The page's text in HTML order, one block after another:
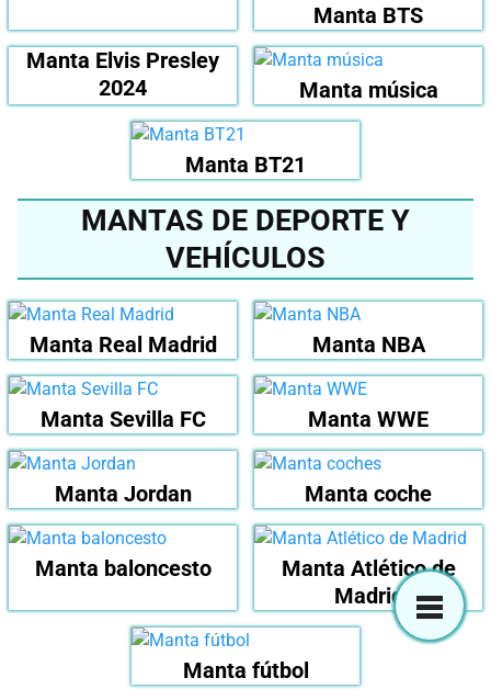
Manta BTS
Manta Elvis Presley
2024
Manta música
Manta BT21
MANTAS DE DEPORTE Y
VEHÍCULOS
Manta Real Madrid Manta NBA
Manta Sevilla FC Manta WWE
Manta Jordan Manta coche
Manta baloncesto
Manta Atlético de
Madrid
Manta fútbol